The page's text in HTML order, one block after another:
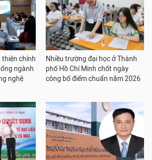
thiện chính
ngành
nghệ
Nhiều trường đại học ở Thành
phố Hồ Chí Minh chốt ngày
công bố điểm chuẩn năm 2026